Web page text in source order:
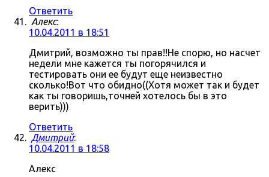
Ответить
Алекс:
10.04.2011 в 18:51
Дмитрий, возможно ты прав!!Не спорю, но насчет
недели мне кажется ты погорячился и
тестировать они ее будут еще неизвестно
сколько!Вот что обидно((Хотя может так и будет
как ты говоришь,точней хотелось бы в это
верить)))
Ответить
Дмитрий:
10.04.2011 в 18:58
Алекс